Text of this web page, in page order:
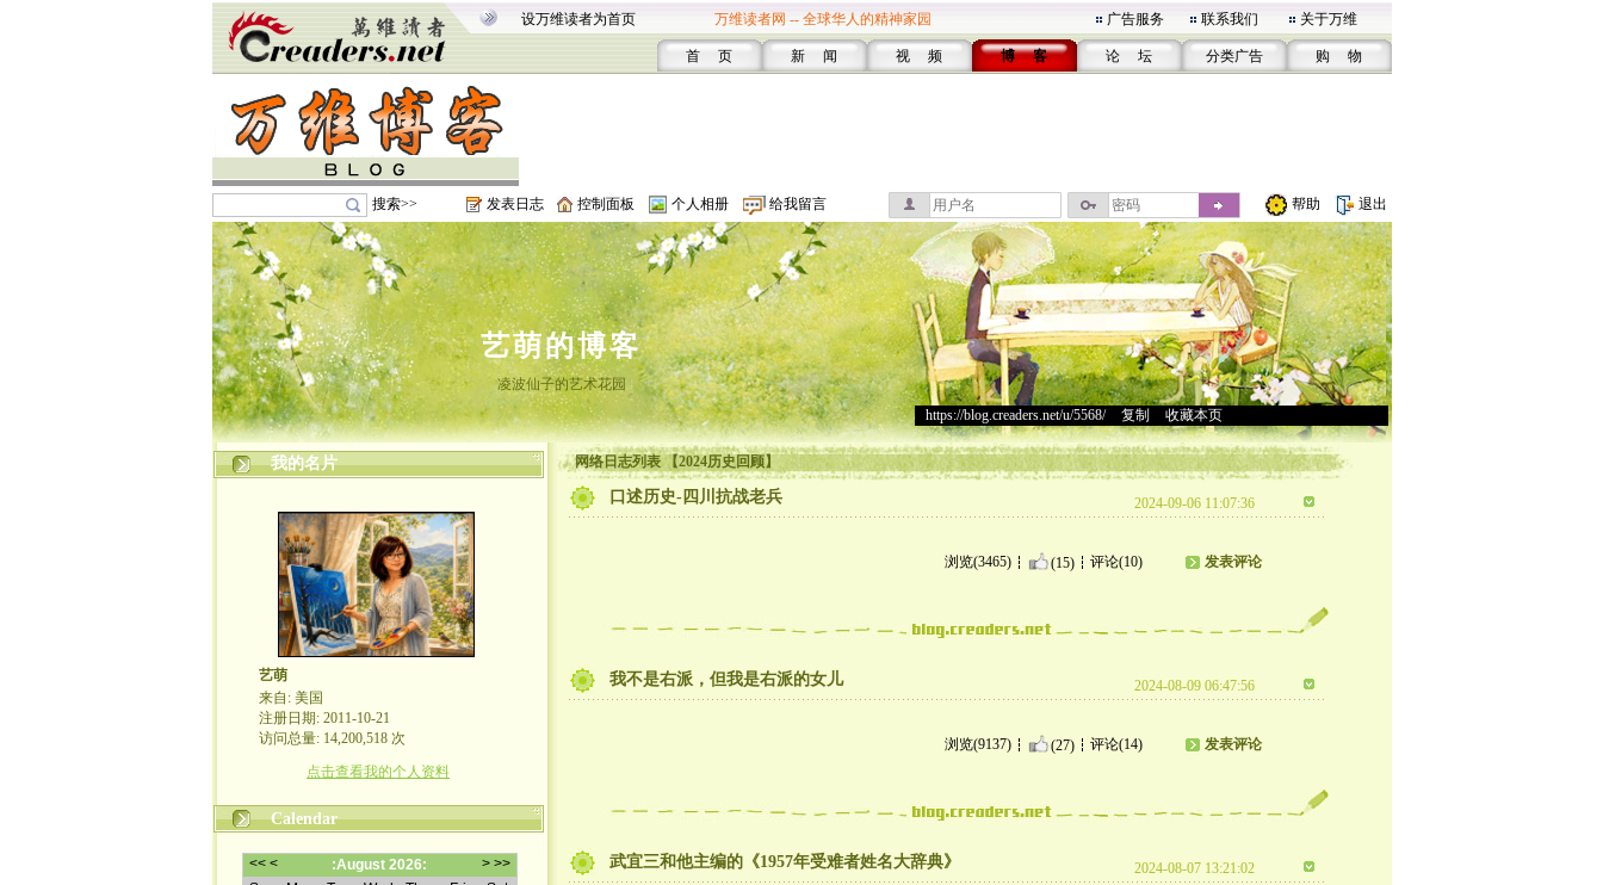
设万维读者为首页 万维读者网 -- 全球华人的精神家园 广告服务 联系我们 关于万维
首 页 新 闻 视 频 博 客 论 坛 分类广告 购 物
搜索>> 发表日志 控制面板 个人相册 给我留言 帮助 退出
艺萌的博客
凌波仙子的艺术花园
https://blog.creaders.net/u/5568/> 复制 收藏本页
我的名片
艺萌
来自: 美国
注册日期: 2011-10-21
访问总量: 14,200,518 次
点击查看我的个人资料
Calendar
网络日志列表 【2024历史回顾】
口述历史-四川抗战老兵 2024-09-06 11:07:36
浏览(3465) (15) 评论(10) 发表评论
我不是右派，但我是右派的女儿 2024-08-09 06:47:56
浏览(9137) (27) 评论(14) 发表评论
武宜三和他主编的《1957年受难者姓名大辞典》 2024-08-07 13:21:02